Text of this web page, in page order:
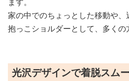
家の中でのちょっとした移動や
抱っこショルダーとして、多くの
光沢デザインで着脱スム